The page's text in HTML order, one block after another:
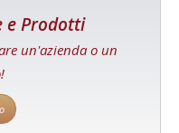
e Prodotti
un'azienda o un